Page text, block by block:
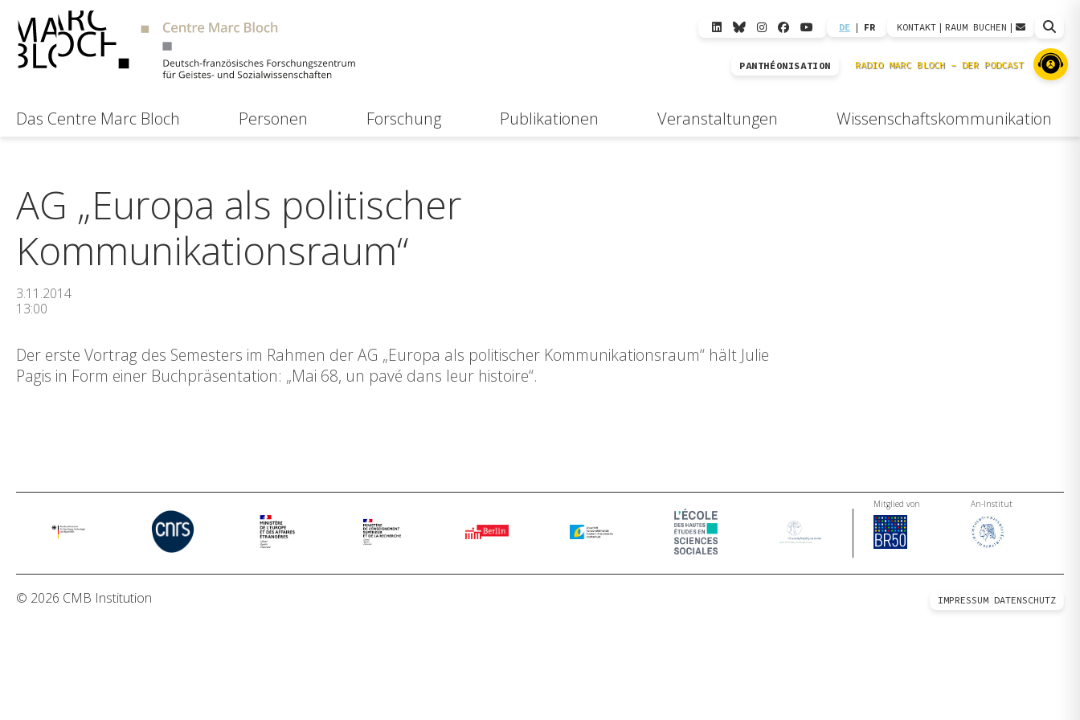
DE | FR KONTAKT | RAUM BUCHEN |
PANTHÉONISATION
Das Centre Marc Bloch Personen Forschung Publikationen Veranstaltungen Wissenschaftskommunikation
AG „Europa als politischer
Kommunikationsraum“
3.11.2014
13:00
Der erste Vortrag des Semesters im Rahmen der AG „Europa als politischer Kommunikationsraum“ hält Julie
Pagis in Form einer Buchpräsentation: „Mai 68, un pavé dans leur histoire“.
Mitglied von An-Institut
© 2026 CMB Institution IMPRESSUM DATENSCHUTZ